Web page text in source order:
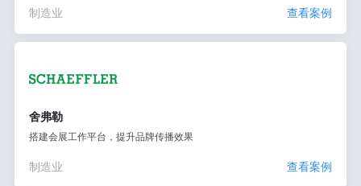
制造业 查看案例
舍弗勒
搭建会展工作平台，提升品牌传播效果
制造业 查看案例